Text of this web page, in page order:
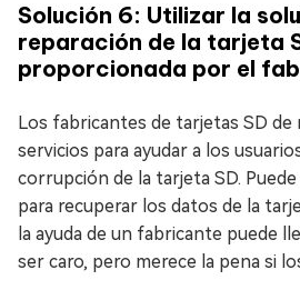
Solución 6: Utilizar la
reparación de la tarjeta
proporcionada por el
Los fabricantes de tarjetas SD
servicios para ayudar a los
corrupción de la tarjeta SD.
para recuperar los datos de la
la ayuda de un fabricante puede
ser caro, pero merece la pena si